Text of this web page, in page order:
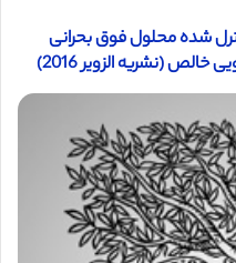
شده محلول فوق بحرانی
(نشریه الزویر 2016)